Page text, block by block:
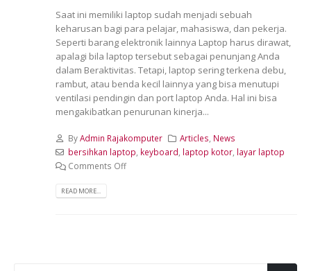
Saat ini memiliki laptop sudah menjadi sebuah
keharusan bagi para pelajar, mahasiswa, dan pekerja.
Seperti barang elektronik lainnya Laptop harus dirawat,
apalagi bila laptop tersebut sebagai penunjang Anda
dalam Beraktivitas. Tetapi, laptop sering terkena debu,
rambut, atau benda kecil lainnya yang bisa menutupi
ventilasi pendingin dan port laptop Anda. Hal ini bisa
mengakibatkan penurunan kinerja...
ByAdmin Rajakomputer Articles News
bersihkan laptop keyboard laptop kotor, layar laptop
Comments Off
READ MORE...